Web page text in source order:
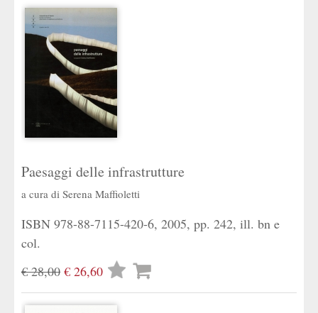
Paesaggi delle infrastrutture
a cura di Serena Maffioletti
ISBN 978-88-7115-420-6, 2005, pp. 242, ill. bn e
col.
€ 28,00 € 26,60 Lista
desideri